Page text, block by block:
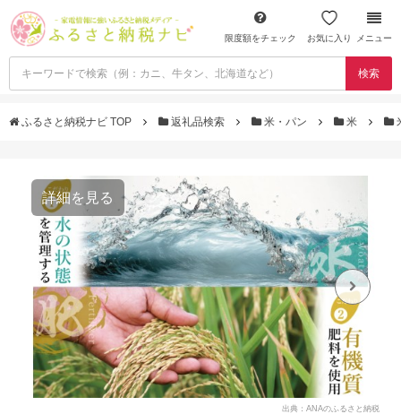
限度額をチェック お気に入り メニュー
検索
ふるさと納税ナビ TOP 返礼品検索 米・パン 米
詳細を見る
出典：ANAのふるさと納税